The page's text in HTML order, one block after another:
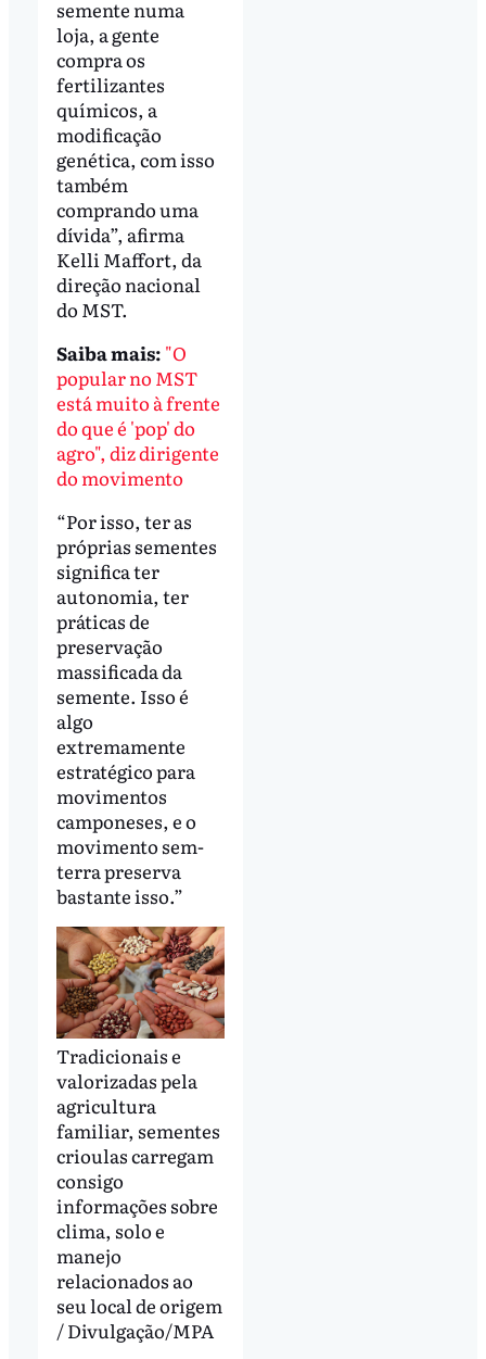
semente numa
loja, a gente
compra os
fertilizantes
químicos, a
modificação
genética, com isso
também
comprando uma
dívida”, afirma
Kelli Maffort, da
direção nacional
do MST.
Saiba mais: "O
popular no MST
está muito à frente
do que é 'pop' do
agro", diz dirigente
do movimento
“Por isso, ter as
próprias sementes
significa ter
autonomia, ter
práticas de
preservação
massificada da
semente. Isso é
algo
extremamente
estratégico para
movimentos
camponeses, e o
movimento sem-
terra preserva
bastante isso.”
Tradicionais e
valorizadas pela
agricultura
familiar, sementes
crioulas carregam
consigo
informações sobre
clima, solo e
manejo
relacionados ao
seu local de origem
/ Divulgação/MPA